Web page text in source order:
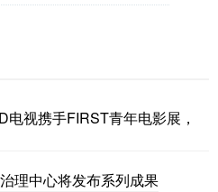
视携手FIRST青年电影展，
理中心将发布系列成果